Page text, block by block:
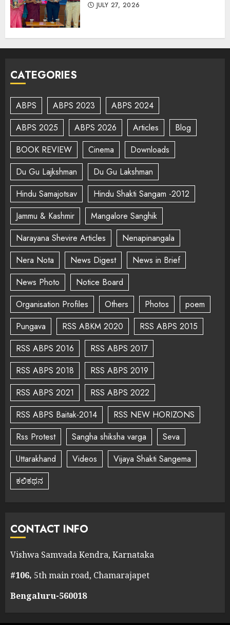
JULY 27, 2026
CATEGORIES
ABPS ABPS 2023
ABPS 2024
ABPS 2025
ABPS 2026 Articles
Blog
BOOK REVIEW
Cinema
Downloads
Du Gu Lajkshman
Du Gu Lakshman
Hindu Samajotsav
Hindu Shakti Sangam -2012
Jammu & Kashmir
Mangalore Sanghik
Narayana Shevire Articles
Nenapinangala
Nera Nota
News Digest
News in Brief
News Photo
Notice Board
Organisation Profiles
Others Photos
poem
Pungava
RSS ABKM 2020
RSS ABPS 2015
RSS ABPS 2016
RSS ABPS 2017
RSS ABPS 2018
RSS ABPS 2019
RSS ABPS 2021
RSS ABPS 2022
RSS ABPS Baitak-2014
RSS NEW HORIZONS
Rss Protest
Sangha shiksha varga
Seva
Uttarakhand
Videos
Vijaya Shakti Sangema
ಕಲಿಕಥನ
CONTACT INFO
Vishwa Samvada Kendra, Karnataka
#106, 5th main road, Chamarajapet
Bengaluru-560018